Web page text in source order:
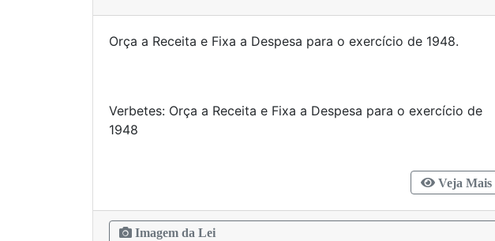
Orça a Receita e Fixa a Despesa para o exercício de 1948.
Verbetes: Orça a Receita e Fixa a Despesa para o exercício de
1948
Veja Mais
Imagem da Lei